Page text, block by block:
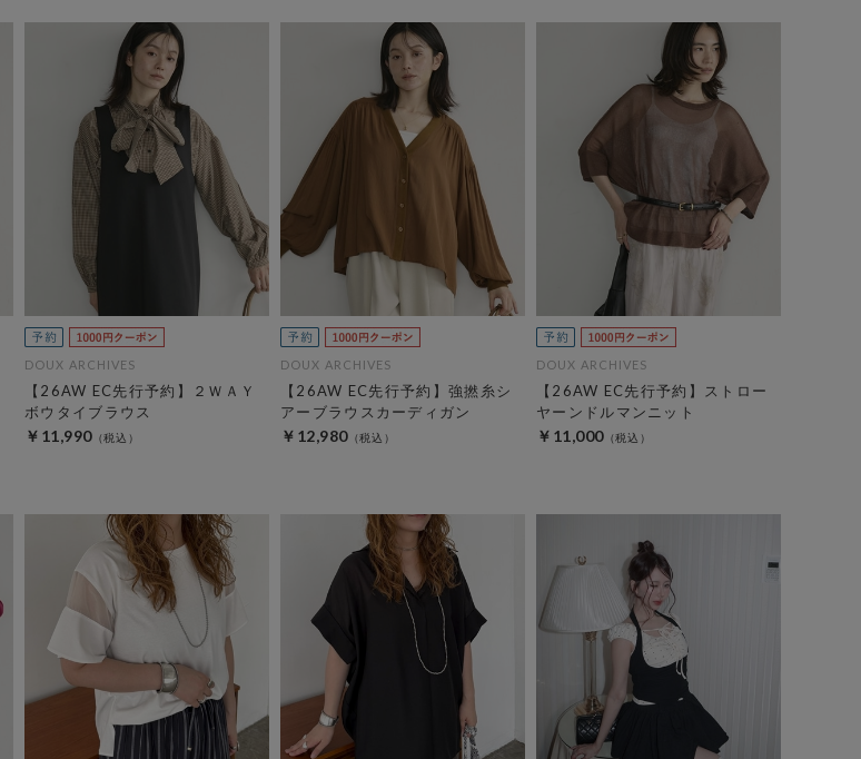
DOUX ARCHIVES
【26AW EC先行予約】２ＷＡＹ
ボウタイブラウス
￥11,990
DOUX ARCHIVES
【26AW EC先行予約】強撚糸シ
アーブラウスカーディガン
￥12,980
DOUX ARCHIVES
【26AW EC先行予約】ストロー
ヤーンドルマンニット
￥11,000